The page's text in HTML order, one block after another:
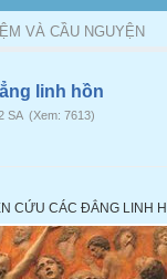
VÀ CẦU NGUYỆN
linh hồn
SA (Xem: 7613)
CỨU CÁC ĐẲNG LINH